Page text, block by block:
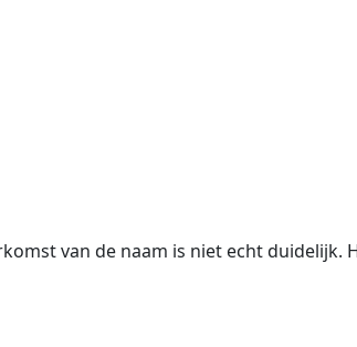
van de naam is niet echt duidelijk.